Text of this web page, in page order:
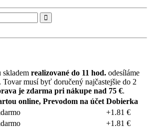
skladem realizované do 11 hod. odesíláme
Tovar musí byť doručený najčastejšie do 2
je zdarma pri nákupe nad 75 €.
online, Prevodom na účet Dobierka
+1.81 €
+1.81 €